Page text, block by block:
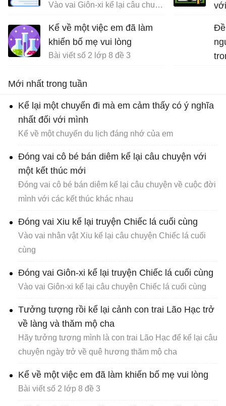
Vào vai Giôn-xi kể lại câu chuyện Chiếc lá cuối cùng
Kể về một việc em đã làm
khiến bố mẹ vui lòng
Bài viết số 2 lớp 8 đề 3
Mới nhất trong tuần
Kể lại một chuyến đi mà em cảm thấy có ý nghĩa
nhất đối với mình
Kể về một chuyến du lịch đáng nhớ của em
Đóng vai cô bé bán diêm kể lại câu chuyện với
một kết thúc mới
Đóng vai cô bé bán diêm kể lại câu chuyện về cuộc đời
mình với các kết thúc khác nhau
Đóng vai Xiu kể lại truyện Chiếc lá cuối cùng
Vào vai nhân vật Xiu kể lại câu chuyện Chiếc lá cuối
cùng
Đóng vai Giôn-xi kể lại truyện Chiếc lá cuối cùng
Vào vai Giôn-xi kể lại câu chuyện Chiếc lá cuối cùng
Tưởng tượng rồi kể lại cảnh con trai Lão Hạc trở
về làng và thăm mộ cha
Hãy tưởng tượng mình là con trai Lão Hạc để kể lại câu
chuyện ngày trở về quê hương thăm mộ cha
Kể về một việc em đã làm khiến bố mẹ vui lòng
Bài viết số 2 lớp 8 đề 3